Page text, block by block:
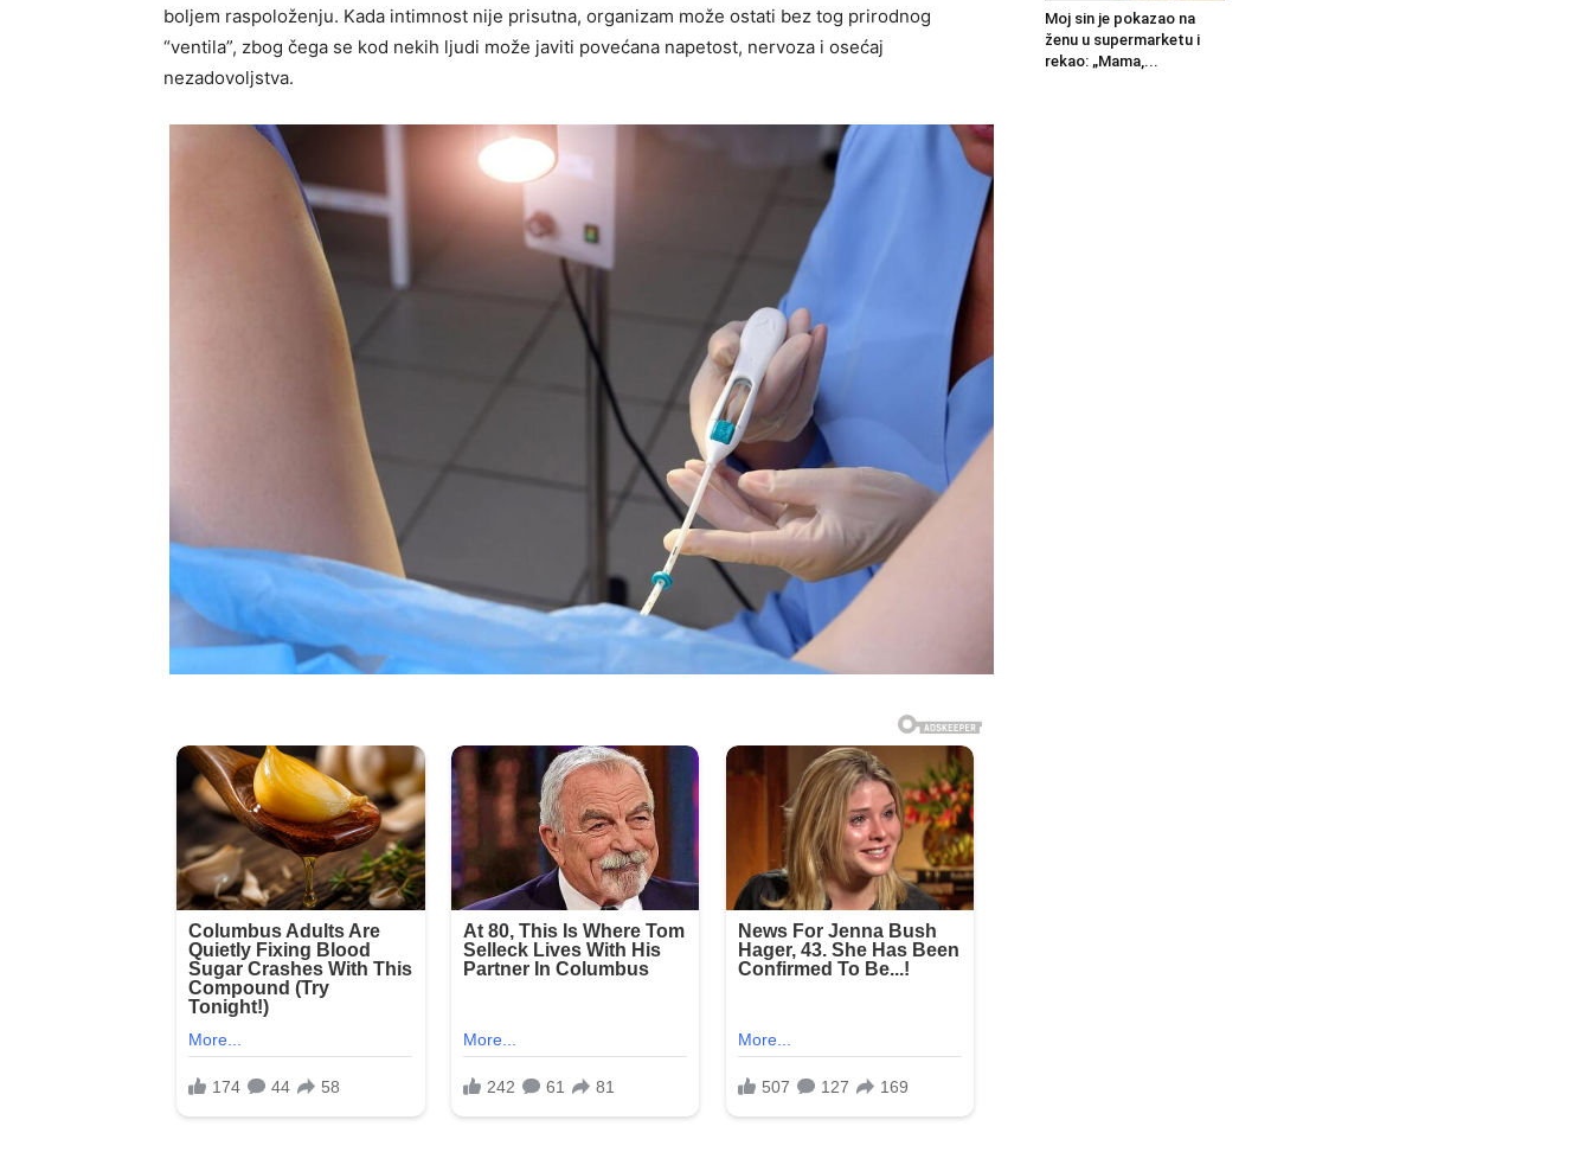
boljem raspoloženju. Kada intimnost nije prisutna, organizam može ostati bez tog prirodnog
“ventila”, zbog čega se kod nekih ljudi može javiti povećana napetost, nervoza i osećaj
nezadovoljstva.
Moj sin je pokazao na
ženu u supermarketu i
rekao: „Mama,...